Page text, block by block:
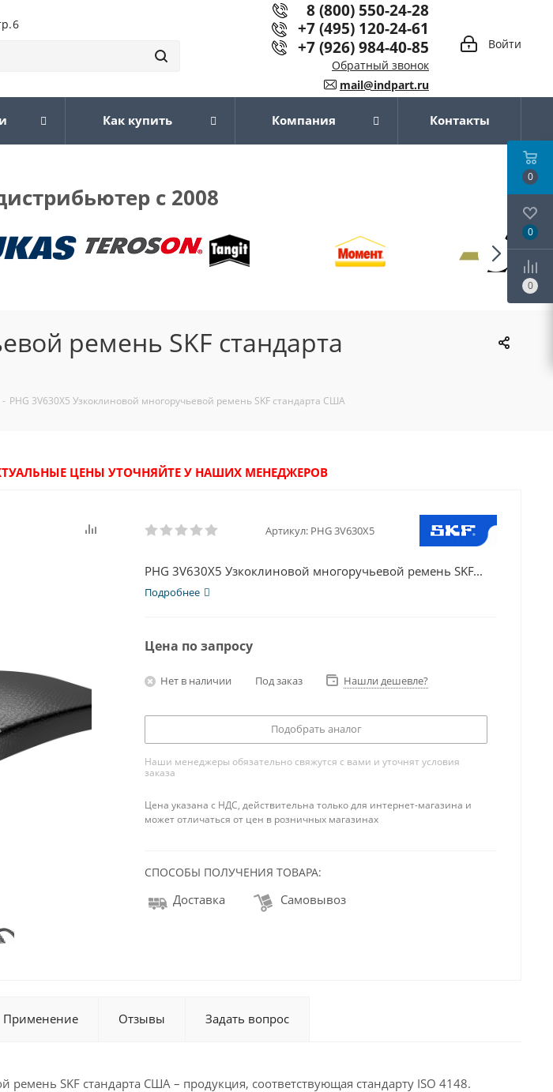
Войти
8 (800) 550-24-28
+7 (495) 120-24-61
+7 (926) 984-40-85
Обратный звонок
mail@indpart.ru
Как купить Компания Контакты
с 2008
ремень SKF стандарта
- PHG 3V630X5 Узкоклиновой многоручьевой ремень SKF стандарта США
ЦЕНЫ УТОЧНЯЙТЕ У НАШИХ МЕНЕДЖЕРОВ
Артикул: PHG 3V630X5
PHG 3V630X5 Узкоклиновой многоручьевой ремень SKF...
Подробнее
Цена по запросу
Нет в наличии Под заказ Нашли дешевле?
Подобрать аналог
Наши менеджеры обязательно свяжутся с вами и уточнят условия
заказа
Цена указана с НДС, действительна только для интернет-магазина и
может отличаться от цен в розничных магазинах
СПОСОБЫ ПОЛУЧЕНИЯ ТОВАРА:
Доставка Самовывоз
Применение Отзывы Задать вопрос
ремень SKF стандарта США – продукция, соответствующая стандарту ISO 4148.
0
0
0